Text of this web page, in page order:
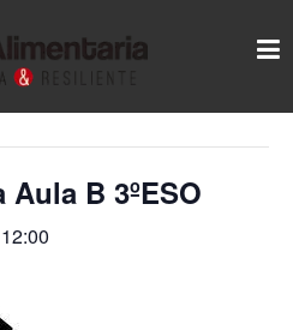
B 3ºESO
12:00